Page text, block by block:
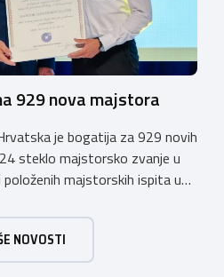
929 nova majstora
je bogatija za 929 novih
steklo majstorsko zvanje u
majstorskih ispita u
majstor frizer, majstor
grijanja i klimatizacije te
Najveći broj navedenih
NOVOSTI